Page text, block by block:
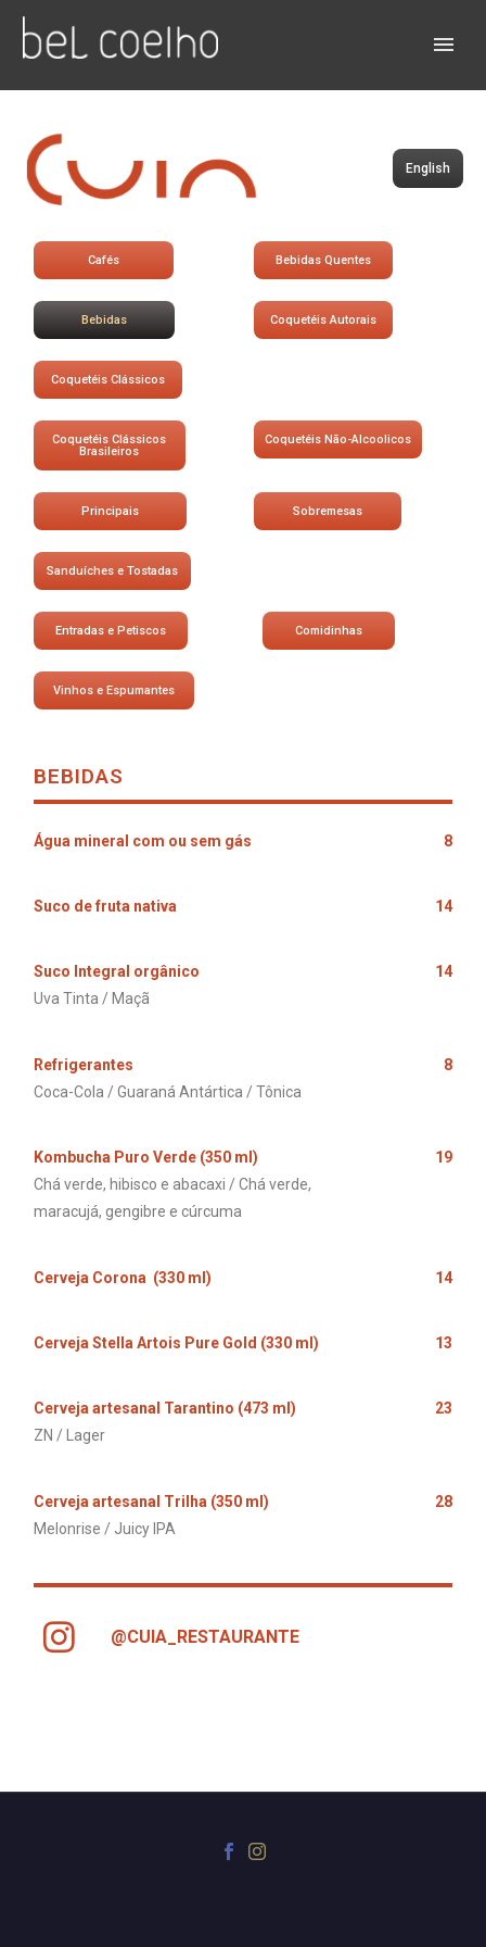
English
Cafés Bebidas Quentes
Bebidas Coquetéis Autorais
Coquetéis Clássicos
Coquetéis Clássicos
Brasileiros
Coquetéis Não-Alcoolicos
Principais Sobremesas
Sanduíches e Tostadas
Entradas e Petiscos Comidinhas
Vinhos e Espumantes
BEBIDAS
Água mineral com ou sem gás 8
Suco de fruta nativa 14
Suco Integral orgânico
Uva Tinta / Maçã
14
Refrigerantes
Coca-Cola / Guaraná Antártica / Tônica
8
Kombucha Puro Verde (350 ml)
Chá verde, hibisco e abacaxi / Chá verde,
maracujá, gengibre e cúrcuma
19
Cerveja Corona (330 ml) 14
Cerveja Stella Artois Pure Gold (330 ml) 13
Cerveja artesanal Tarantino (473 ml)
ZN / Lager
23
Cerveja artesanal Trilha (350 ml)
Melonrise / Juicy IPA
28
@CUIA_RESTAURANTE